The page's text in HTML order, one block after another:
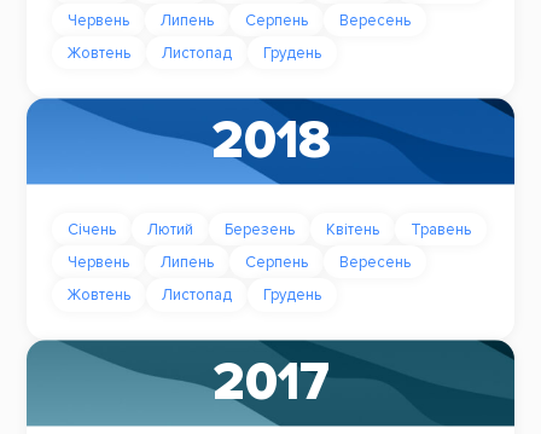
Червень
Липень Серпень
Вересень
Жовтень
Листопад Грудень
2018
Січень Лютий Березень Квітень
Травень
Червень
Липень Серпень
Вересень
Жовтень
Листопад Грудень
2017